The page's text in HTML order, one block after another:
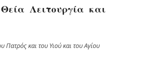
Λειτουργία και
Πατρός και του Υιού και του Αγίου